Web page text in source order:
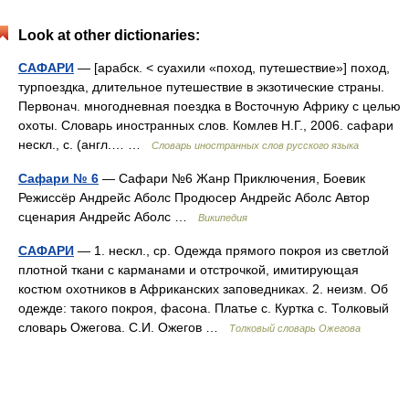
Look at other dictionaries:
САФАРИ — [арабск. < суахили «поход, путешествие»] поход,
турпоездка, длительное путешествие в экзотические страны.
Первонач. многодневная поездка в Восточную Африку с целью
охоты. Словарь иностранных слов. Комлев Н.Г., 2006. сафари
нескл., с. (англ.… …
Словарь иностранных слов русского языка
Сафари № 6 — Сафари №6 Жанр Приключения, Боевик
Режиссёр Андрейс Аболс Продюсер Андрейс Аболс Автор
сценария Андрейс Аболс …
Википедия
САФАРИ — 1. нескл., ср. Одежда прямого покроя из светлой
плотной ткани с карманами и отстрочкой, имитирующая
костюм охотников в Африканских заповедниках. 2. неизм. Об
одежде: такого покроя, фасона. Платье с. Куртка с. Толковый
словарь Ожегова. С.И. Ожегов …
Толковый словарь Ожегова